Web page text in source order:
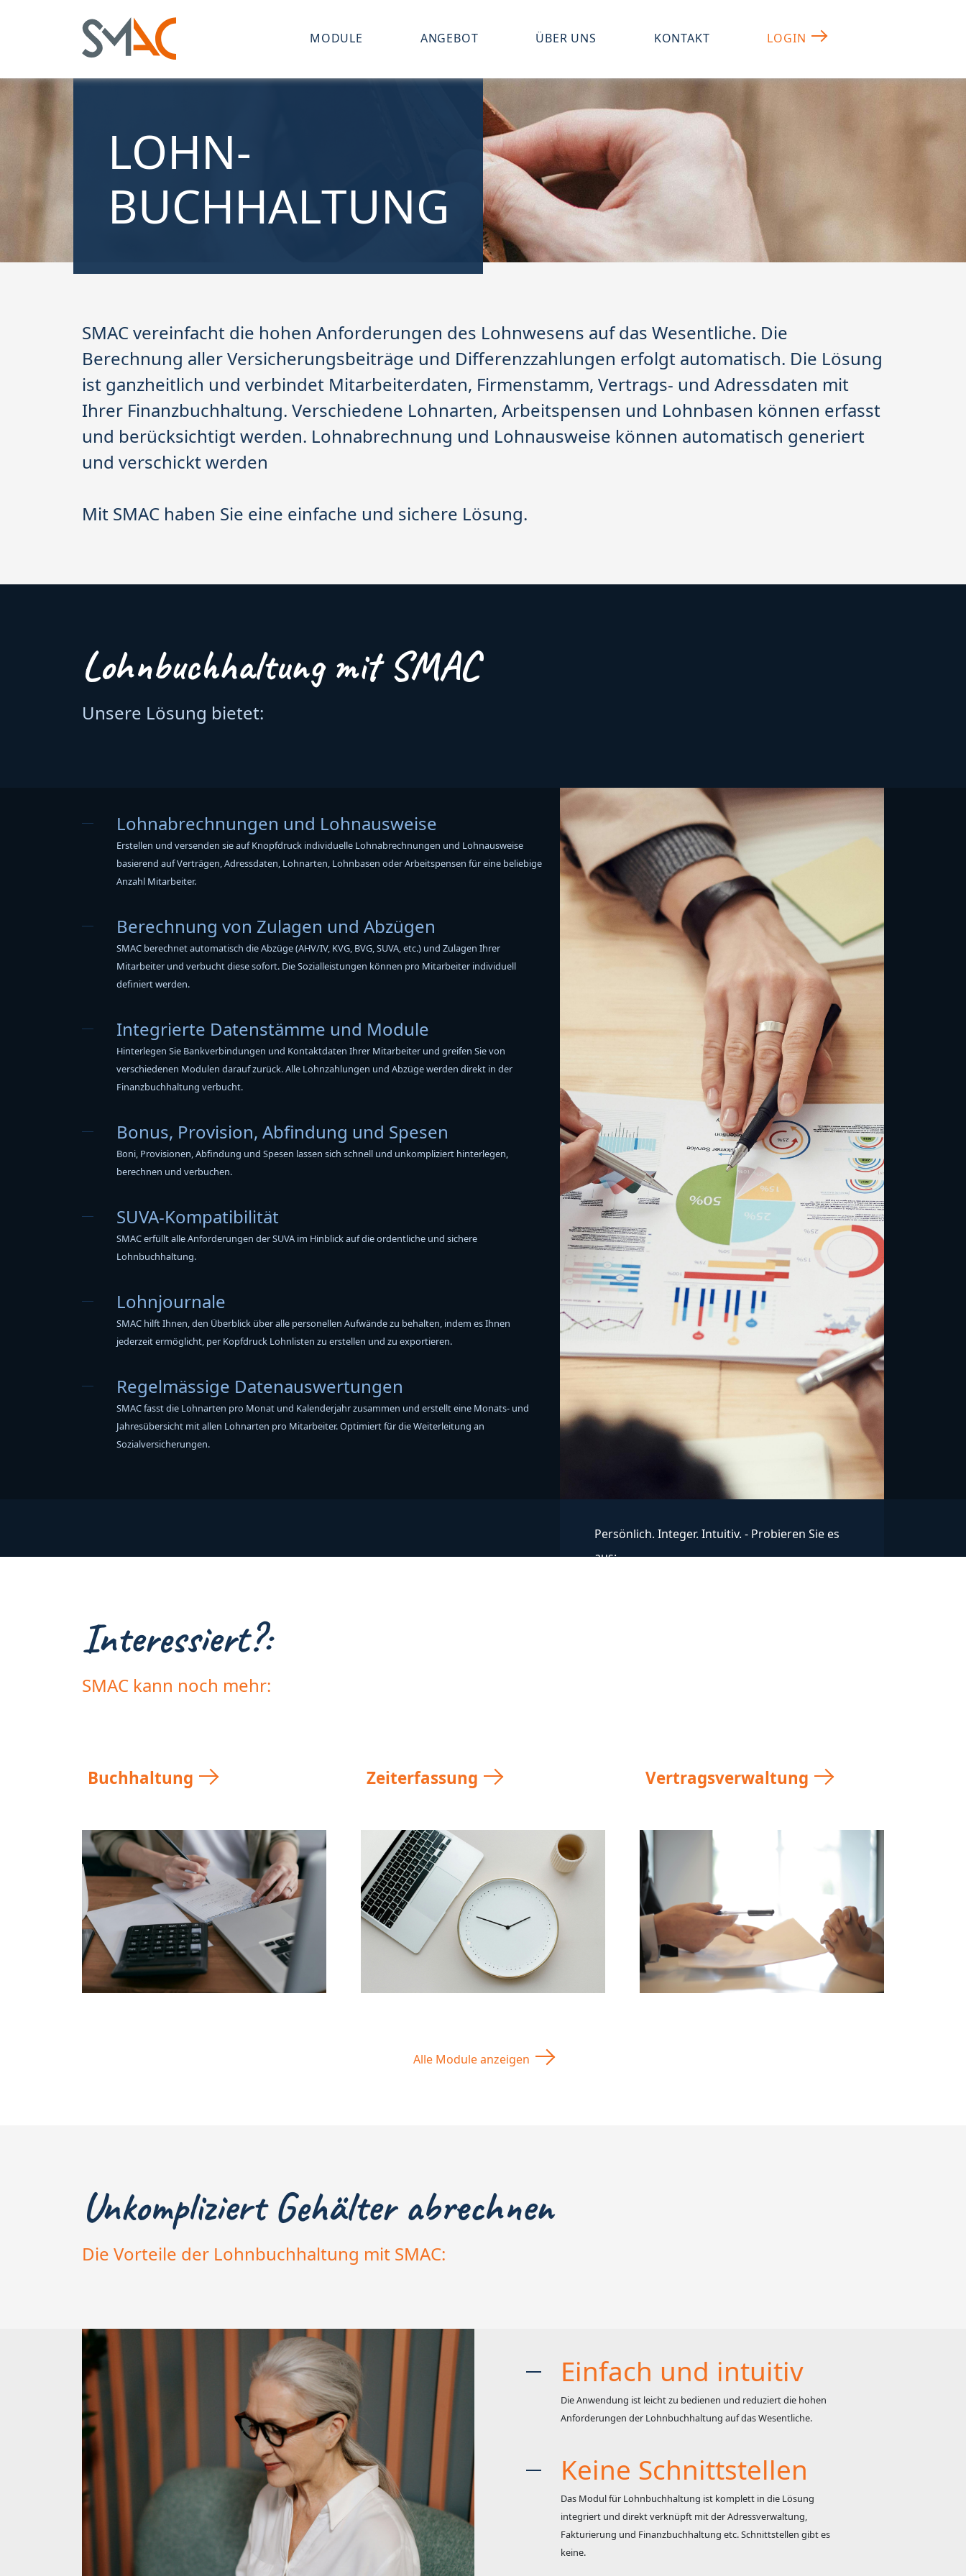
MODULE ANGEBOT ÜBER UNS KONTAKT LOGIN
LOHN-
BUCHHALTUNG
SMAC vereinfacht die hohen Anforderungen des Lohnwesens auf das Wesentliche. Die
Berechnung aller Versicherungsbeiträge und Differenzzahlungen erfolgt automatisch. Die Lösung
ist ganzheitlich und verbindet Mitarbeiterdaten, Firmenstamm, Vertrags- und Adressdaten mit
Ihrer Finanzbuchhaltung. Verschiedene Lohnarten, Arbeitspensen und Lohnbasen können erfasst
und berücksichtigt werden. Lohnabrechnung und Lohnausweise können automatisch generiert
und verschickt werden
Mit SMAC haben Sie eine einfache und sichere Lösung.
Lohnbuchhaltung mit SMAC
Unsere Lösung bietet:
Persönlich. Integer. Intuitiv. - Probieren Sie es
aus:
Lohnabrechnungen und Lohnausweise
Erstellen und versenden sie auf Knopfdruck individuelle Lohnabrechnungen und Lohnausweise
basierend auf Verträgen, Adressdaten, Lohnarten, Lohnbasen oder Arbeitspensen für eine beliebige
Anzahl Mitarbeiter.
Berechnung von Zulagen und Abzügen
SMAC berechnet automatisch die Abzüge (AHV/IV, KVG, BVG, SUVA, etc.) und Zulagen Ihrer
Mitarbeiter und verbucht diese sofort. Die Sozialleistungen können pro Mitarbeiter individuell
definiert werden.
Integrierte Datenstämme und Module
Hinterlegen Sie Bankverbindungen und Kontaktdaten Ihrer Mitarbeiter und greifen Sie von
verschiedenen Modulen darauf zurück. Alle Lohnzahlungen und Abzüge werden direkt in der
Finanzbuchhaltung verbucht.
Bonus, Provision, Abfindung und Spesen
Boni, Provisionen, Abfindung und Spesen lassen sich schnell und unkompliziert hinterlegen,
berechnen und verbuchen.
SUVA-Kompatibilität
SMAC erfüllt alle Anforderungen der SUVA im Hinblick auf die ordentliche und sichere
Lohnbuchhaltung.
Lohnjournale
SMAC hilft Ihnen, den Überblick über alle personellen Aufwände zu behalten, indem es Ihnen
jederzeit ermöglicht, per Kopfdruck Lohnlisten zu erstellen und zu exportieren.
Regelmässige Datenauswertungen
SMAC fasst die Lohnarten pro Monat und Kalenderjahr zusammen und erstellt eine Monats- und
Jahresübersicht mit allen Lohnarten pro Mitarbeiter. Optimiert für die Weiterleitung an
Sozialversicherungen.
Interessiert?:
SMAC kann noch mehr:
Buchhaltung Zeiterfassung Vertragsverwaltung
Alle Module anzeigen
Unkompliziert Gehälter abrechnen
Die Vorteile der Lohnbuchhaltung mit SMAC:
Einfach und intuitiv
Die Anwendung ist leicht zu bedienen und reduziert die hohen
Anforderungen der Lohnbuchhaltung auf das Wesentliche.
Keine Schnittstellen
Das Modul für Lohnbuchhaltung ist komplett in die Lösung
integriert und direkt verknüpft mit der Adressverwaltung,
Fakturierung und Finanzbuchhaltung etc. Schnittstellen gibt es
keine.